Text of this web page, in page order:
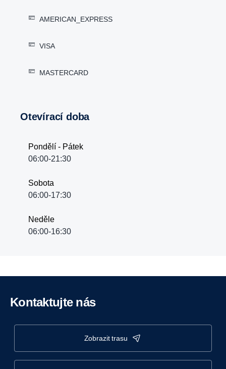
AMERICAN_EXPRESS
VISA
MASTERCARD
Otevírací doba
Pondělí - Pátek
06:00-21:30
Sobota
06:00-17:30
Neděle
06:00-16:30
Kontaktujte nás
zobrazit trasu